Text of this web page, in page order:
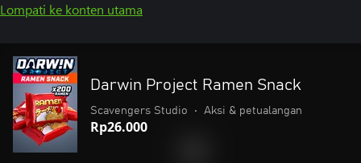
Lompati ke konten utama
Darwin Project Ramen Snack
Scavengers Studio • Aksi & petualangan
Rp26.000